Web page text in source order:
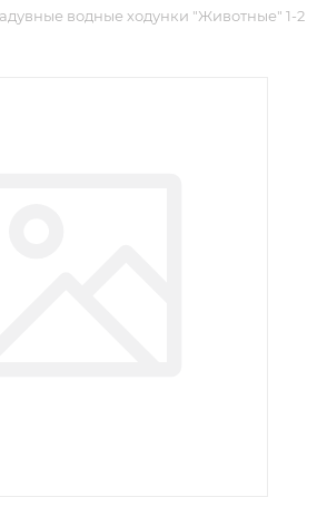
водные ходунки "Животные" 1-2